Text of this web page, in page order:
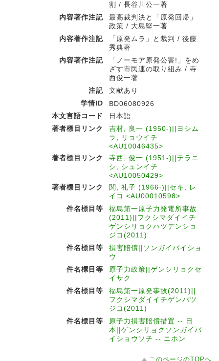
割 / 長谷川公一著
内容著作注記
最高裁判決と「原発回帰」
政策 / 大島堅一著
内容著作注記
「原発ムラ」と裁判 / 後藤
秀典著
内容著作注記
「ノーモア原発公害!」をめ
ざす市民連の取り組み / 寺
西俊一著
注記
文献あり
学情ID
BD06080926
本文言語コード
日本語
著者標目リンク
吉村, 良一 (1950-)||ヨシム
ラ, リョウイチ
<AU10046435>
著者標目リンク
寺西, 俊一 (1951-)||テラニ
シ, シュンイチ
<AU10050429>
著者標目リンク
関, 礼子 (1966-)||セキ, レ
イコ <AU00010598>
件名標目等
福島第一原子力発電所事故
(2011)||フクシマダイイチ
ゲンシリョクハツデンショ
ジコ(2011)
件名標目等
損害賠償||ソンガイバイショ
ウ
件名標目等
原子力政策||ゲンシリョクセ
イサク
件名標目等
福島第一原発事故(2011)||
フクシマダイイチゲンパツ
ジコ(2011)
件名標目等
原子力損害賠償措置 -- 日
本||ゲンシリョクソンガイバ
イショウソチ -- ニホン
このページのTOPへ